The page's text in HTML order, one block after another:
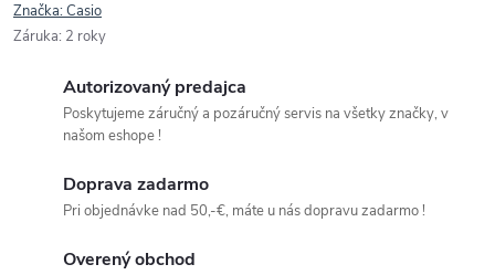
Značka:Casio
Záruka: 2 roky
Autorizovaný predajca
Poskytujeme záručný a pozáručný servis na všetky značky, v
našom eshope !
Doprava zadarmo
Pri objednávke nad 50,-€, máte u nás dopravu zadarmo !
Overený obchod